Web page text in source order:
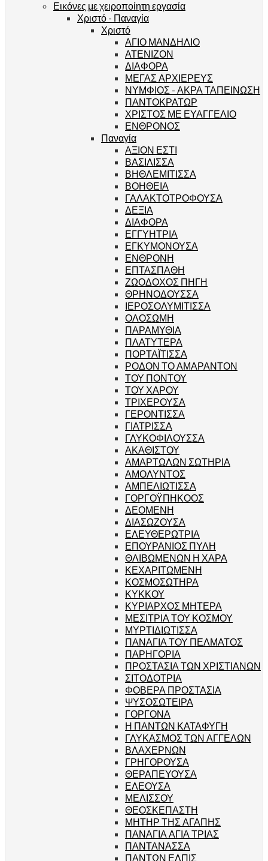
Εικόνες με χειροποίητη εργασία
Χριστό - Παναγία
Χριστό
ΑΓΙΟ ΜΑΝΔΗΛΙΟ
ΑΤΕΝΙΖΟΝ
ΔΙΑΦΟΡΑ
ΜΕΓΑΣ ΑΡΧΙΕΡΕΥΣ
ΝΥΜΦΙΟΣ - ΑΚΡΑ ΤΑΠΕΙΝΩΣΗ
ΠΑΝΤΟΚΡΑΤΩΡ
ΧΡΙΣΤΟΣ ΜΕ ΕΥΑΓΓΕΛΙΟ
ΕΝΘΡΟΝΟΣ
Παναγία
ΑΞΙΟΝ ΕΣΤΙ
ΒΑΣΙΛΙΣΣΑ
ΒΗΘΛΕΜΙΤΙΣΣΑ
ΒΟΗΘΕΙΑ
ΓΑΛΑΚΤΟΤΡΟΦΟΥΣΑ
ΔΕΞΙΑ
ΔΙΑΦΟΡΑ
ΕΓΓΥΗΤΡΙΑ
ΕΓΚΥΜΟΝΟΥΣΑ
ΕΝΘΡΟΝΗ
ΕΠΤΑΣΠΑΘΗ
ΖΩΟΔΟΧΟΣ ΠΗΓΗ
ΘΡΗΝΟΔΟΥΣΣΑ
ΙΕΡΟΣΟΛΥΜΙΤΙΣΣΑ
ΟΛΟΣΩΜΗ
ΠΑΡΑΜΥΘΙΑ
ΠΛΑΤΥΤΕΡΑ
ΠΟΡΤΑΪΤΙΣΣΑ
ΡΟΔΟΝ ΤΟ ΑΜΑΡΑΝΤΟΝ
ΤΟΥ ΠΟΝΤΟΥ
ΤΟΥ ΧΑΡΟΥ
ΤΡΙΧΕΡΟΥΣΑ
ΓΕΡΟΝΤΙΣΣΑ
ΓΙΑΤΡΙΣΣΑ
ΓΛΥΚΟΦΙΛΟΥΣΣΑ
ΑΚΑΘΙΣΤΟΥ
ΑΜΑΡΤΩΛΩΝ ΣΩΤΗΡΙΑ
ΑΜΟΛΥΝΤΟΣ
ΑΜΠΕΛΙΩΤΙΣΣΑ
ΓΟΡΓΟΫΠΗΚΟΟΣ
ΔΕΟΜΕΝΗ
ΔΙΑΣΩΖΟΥΣΑ
ΕΛΕΥΘΕΡΩΤΡΙΑ
ΕΠΟΥΡΑΝΙΟΣ ΠΥΛΗ
ΘΛΙΒΩΜΕΝΩΝ Η ΧΑΡΑ
ΚΕΧΑΡΙΤΩΜΕΝΗ
ΚΟΣΜΟΣΩΤΗΡΑ
ΚΥΚΚΟΥ
ΚΥΡΙΑΡΧΟΣ ΜΗΤΕΡΑ
ΜΕΣΙΤΡΙΑ ΤΟΥ ΚΟΣΜΟΥ
ΜΥΡΤΙΔΙΩΤΙΣΣΑ
ΠΑΝΑΓΙΑ ΤΟΥ ΠΕΛΜΑΤΟΣ
ΠΑΡΗΓΟΡΙΑ
ΠΡΟΣΤΑΣΙΑ ΤΩΝ ΧΡΙΣΤΙΑΝΩΝ
ΣΙΤΟΔΟΤΡΙΑ
ΦΟΒΕΡΑ ΠΡΟΣΤΑΣΙΑ
ΨΥΣΟΣΩΤΕΙΡΑ
ΓΟΡΓΟΝΑ
Η ΠΑΝΤΩΝ ΚΑΤΑΦΥΓΗ
ΓΛΥΚΑΣΜΟΣ ΤΩΝ ΑΓΓΕΛΩΝ
ΒΛΑΧΕΡΝΩΝ
ΓΡΗΓΟΡΟΥΣΑ
ΘΕΡΑΠΕΥΟΥΣΑ
ΕΛΕΟΥΣΑ
ΜΕΛΙΣΣΟΥ
ΘΕΟΣΚΕΠΑΣΤΗ
ΜΗΤΗΡ ΤΗΣ ΑΓΑΠΗΣ
ΠΑΝΑΓΙΑ ΑΓΙΑ ΤΡΙΑΣ
ΠΑΝΤΑΝΑΣΣΑ
ΠΑΝΤΩΝ ΕΛΠΙΣ